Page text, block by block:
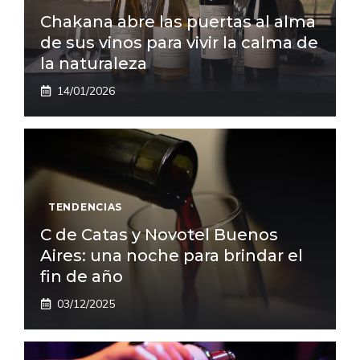
Chakana abre las puertas al alma
de sus vinos para vivir la calma de
la naturaleza
14/01/2026
TENDENCIAS
C de Catas y Novotel Buenos
Aires: una noche para brindar el
fin de año
03/12/2025